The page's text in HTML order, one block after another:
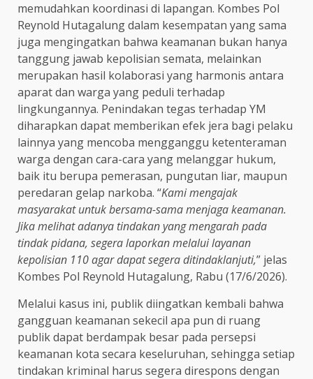
memudahkan koordinasi di lapangan. Kombes Pol
Reynold Hutagalung dalam kesempatan yang sama
juga mengingatkan bahwa keamanan bukan hanya
tanggung jawab kepolisian semata, melainkan
merupakan hasil kolaborasi yang harmonis antara
aparat dan warga yang peduli terhadap
lingkungannya. Penindakan tegas terhadap YM
diharapkan dapat memberikan efek jera bagi pelaku
lainnya yang mencoba mengganggu ketenteraman
warga dengan cara-cara yang melanggar hukum,
baik itu berupa pemerasan, pungutan liar, maupun
peredaran gelap narkoba. “Kami mengajak
masyarakat untuk bersama-sama menjaga keamanan.
Jika melihat adanya tindakan yang mengarah pada
tindak pidana, segera laporkan melalui layanan
kepolisian 110 agar dapat segera ditindaklanjuti,” jelas
Kombes Pol Reynold Hutagalung, Rabu (17/6/2026).
Melalui kasus ini, publik diingatkan kembali bahwa
gangguan keamanan sekecil apa pun di ruang
publik dapat berdampak besar pada persepsi
keamanan kota secara keseluruhan, sehingga setiap
tindakan kriminal harus segera direspons dengan